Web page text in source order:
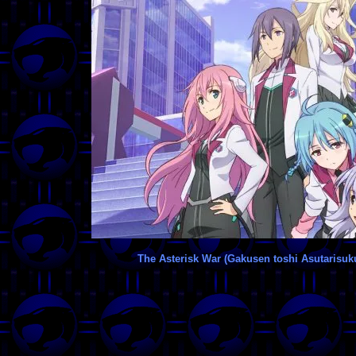
The Asterisk War (Gakusen toshi